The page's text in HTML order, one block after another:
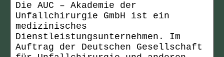
Die AUC – Akademie der
Unfallchirurgie GmbH ist ein
medizinisches
Dienstleistungsunternehmen. Im
Auftrag der Deutschen Gesellschaft